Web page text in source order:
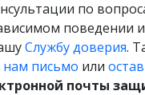
по
поведении
Службу доверия.
нам письмо или
почты